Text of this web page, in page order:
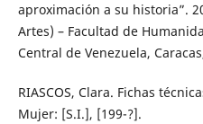
aproximación a su historia”.
Artes) – Facultad de
Central de Venezuela,
RIASCOS, Clara. Fichas
Mujer: [S.I.], [199-?].